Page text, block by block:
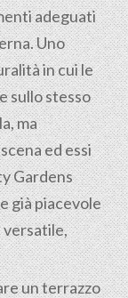
adeguati
Uno
in cui le
sullo stesso
ma
ed essi
Gardens
già piacevole
versatile,
un terrazzo